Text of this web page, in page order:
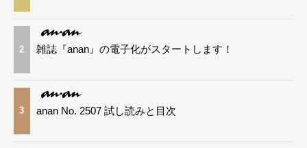
2 雑誌『anan』の電子化がスタートします！
3 anan No. 2507 試し読みと目次